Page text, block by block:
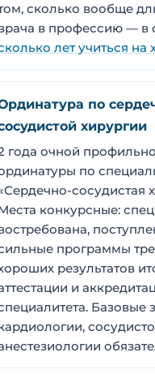
сколько вообще
в профессию — в
лет учиться на
по
хирургии
года очной
по
сосудистая
конкурсные:
программы
результатов
и
Базовые